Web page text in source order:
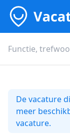
De vacature
meer
vacature.